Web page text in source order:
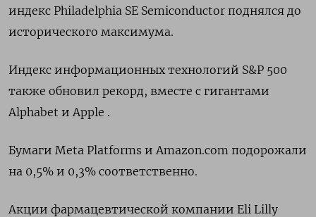
индекс Philadelphia SE Semiconductor поднялся до
исторического максимума.
Индекс информационных технологий S&P 500
также обновил рекорд, вместе с гигантами
Alphabet и Apple .
Бумаги Meta Platforms и Amazon.com подорожали
на 0,5% и 0,3% соответственно.
Акции фармацевтической компании Eli Lilly